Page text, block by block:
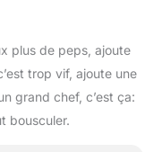
plus de peps, ajoute
trop vif, ajoute une
grand chef, c’est ça:
bousculer.